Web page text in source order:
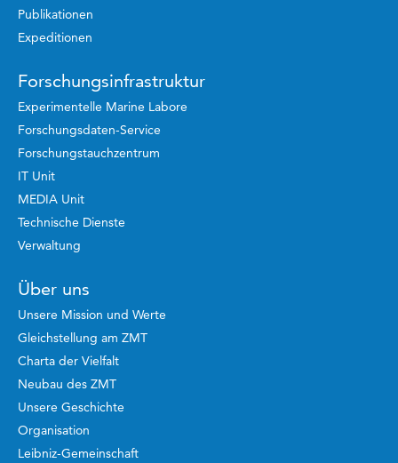
Publikationen
Expeditionen
Forschungsinfrastruktur
Experimentelle Marine Labore
Forschungsdaten-Service
Forschungstauchzentrum
IT Unit
MEDIA Unit
Technische Dienste
Verwaltung
Über uns
Unsere Mission und Werte
Gleichstellung am ZMT
Charta der Vielfalt
Neubau des ZMT
Unsere Geschichte
Organisation
Leibniz-Gemeinschaft